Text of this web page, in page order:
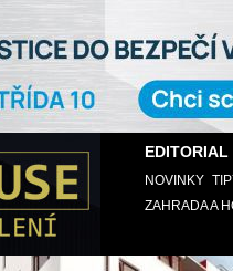
EDITORIAL
NOVINKY
ZAHRADA A